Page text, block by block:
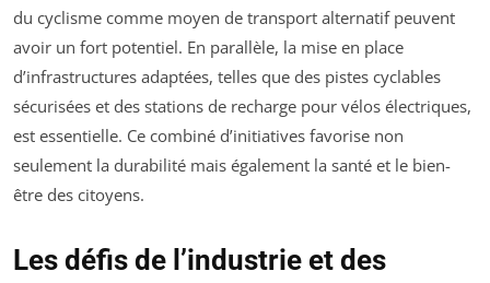
du cyclisme comme moyen de transport alternatif peuvent
avoir un fort potentiel. En parallèle, la mise en place
d’infrastructures adaptées, telles que des pistes cyclables
sécurisées et des stations de recharge pour vélos électriques,
est essentielle. Ce combiné d’initiatives favorise non
seulement la durabilité mais également la santé et le bien-
être des citoyens.
Les défis de l’industrie et des